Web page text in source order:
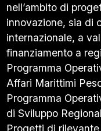
nell’ambito di
innovazione, sia di
internazionale, a
finanziamento a
Programma
Affari Marittimi
Programma
di Sviluppo
Progetti di